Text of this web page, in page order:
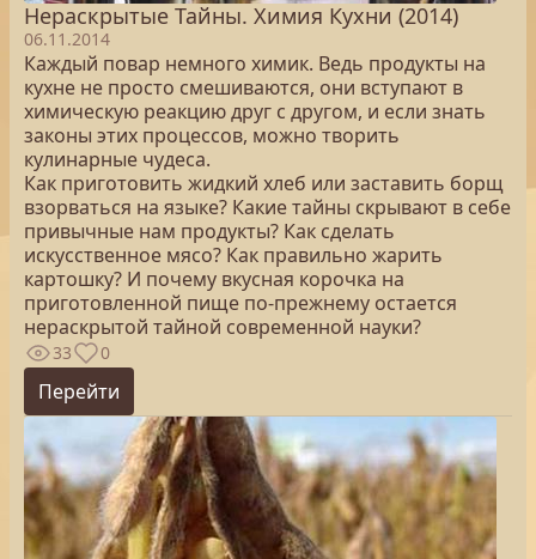
Нераскрытые Тайны. Химия Кухни (2014)
06.11.2014
Каждый повар немного химик. Ведь продукты на
кухне не просто смешиваются, они вступают в
химическую реакцию друг с другом, и если знать
законы этих процессов, можно творить
кулинарные чудеса.
Как приготовить жидкий хлеб или заставить борщ
взорваться на языке? Какие тайны скрывают в себе
привычные нам продукты? Как сделать
искусственное мясо? Как правильно жарить
картошку? И почему вкусная корочка на
приготовленной пище по-прежнему остается
нераскрытой тайной современной науки?
33 0
Перейти